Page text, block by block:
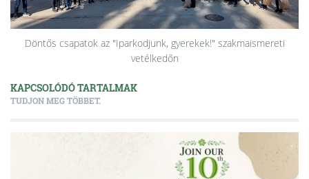
Döntős csapatok az "Iparkodjunk, gyerekek!" szakmaismereti
vetélkedőn
KAPCSOLÓDÓ TARTALMAK
TUDJON MEG TÖBBET.